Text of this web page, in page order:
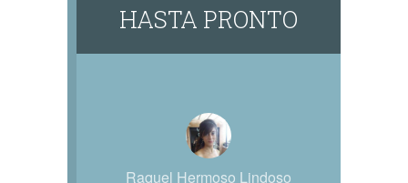
HASTA PRONTO
Raquel Hermoso Lindoso